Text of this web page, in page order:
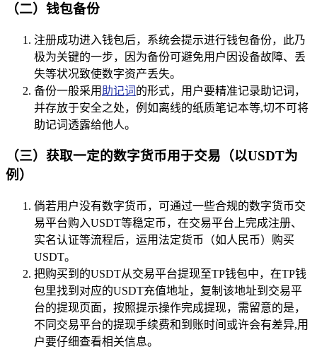
（二）钱包备份
注册成功进入钱包后，系统会提示进行钱包备份，此乃
极为关键的一步，因为备份可避免用户因设备故障、丢
失等状况致使数字资产丢失。
备份一般采用 助记词 的形式，用户要精准记录助记词，
并存放于安全之处，例如离线的纸质笔记本等,切不可将
助记词透露给他人。
（三）获取一定的数字货币用于交易（以USDT为
例）
倘若用户没有数字货币，可通过一些合规的数字货币交
易平台购入USDT等稳定币，在交易平台上完成注册、
实名认证等流程后，运用法定货币（如人民币）购买
USDT。
把购买到的USDT从交易平台提现至TP钱包中，在TP钱
包里找到对应的USDT充值地址，复制该地址到交易平
台的提现页面，按照提示操作完成提现，需留意的是，
不同交易平台的提现手续费和到账时间或许会有差异,用
户要仔细查看相关信息。